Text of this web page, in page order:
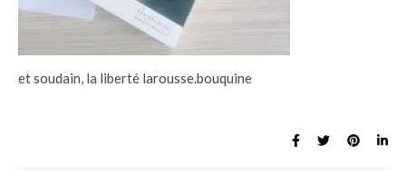
et soudain, la liberté larousse.bouquine